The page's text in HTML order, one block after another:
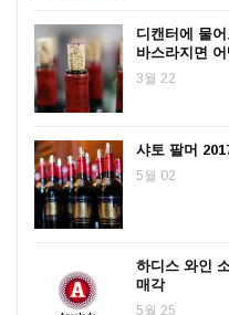
디캔터에 물
바스라지면
3월 22
샤토 팔머
5월 02
하디스 와인
매각
5월 25